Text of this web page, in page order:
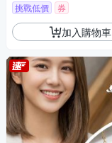
挑戰低價 券
加入購物車